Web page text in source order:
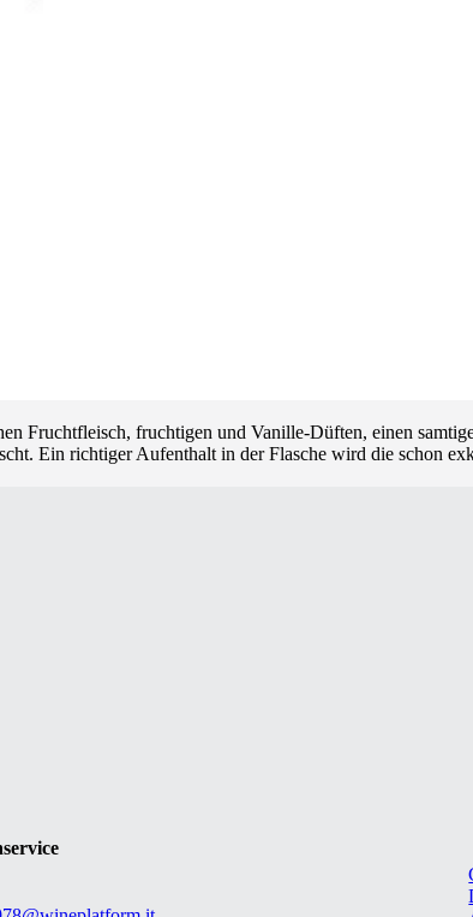
Fruchtfleisch, fruchtigen und Vanille-Düften, einen
Ein richtiger Aufenthalt in der Flasche wird die schon